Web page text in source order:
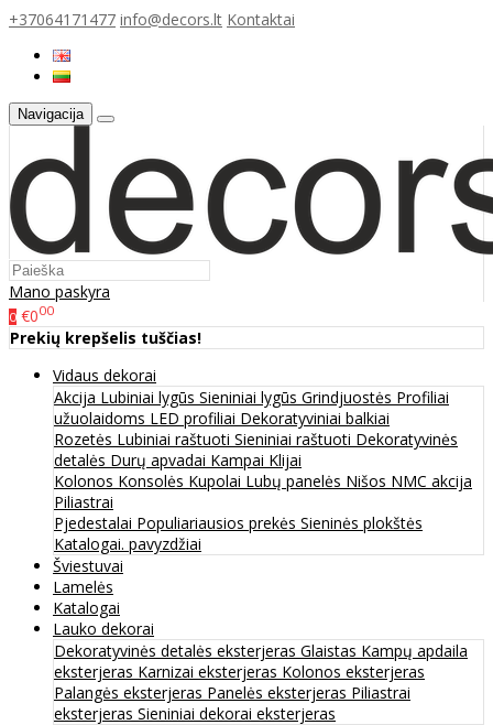
+37064171477 info@decors.lt Kontaktai
Navigacija
Mano paskyra
0 €000
Prekių krepšelis tuščias!
Vidaus dekorai
Akcija Lubiniai lygūs Sieniniai lygūs Grindjuostės Profiliai
užuolaidoms LED profiliai Dekoratyviniai balkiai
Rozetės Lubiniai raštuoti Sieniniai raštuoti Dekoratyvinės
detalės Durų apvadai Kampai Klijai
Kolonos Konsolės Kupolai Lubų panelės Nišos NMC akcija
Piliastrai
Pjedestalai Populiariausios prekės Sieninės plokštės
Katalogai. pavyzdžiai
Šviestuvai
Lamelės
Katalogai
Lauko dekorai
Dekoratyvinės detalės eksterjeras Glaistas Kampų apdaila
eksterjeras Karnizai eksterjeras Kolonos eksterjeras
Palangės eksterjeras Panelės eksterjeras Piliastrai
eksterjeras Sieniniai dekorai eksterjeras